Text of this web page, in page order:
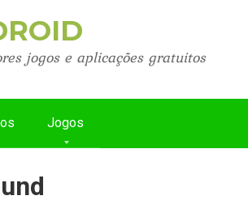
jogos e aplicações gratuitos
Jogos